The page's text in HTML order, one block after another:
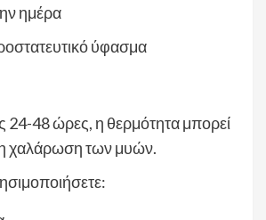
ημέρα
ύφασμα
24-48 ώρες, η θερμότητα μπορεί
χαλάρωση των μυών.